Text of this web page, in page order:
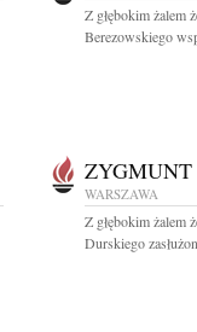
Z głębokim żalem
Berezowskiego
WARSZAWA
Z głębokim żalem
Durskiego